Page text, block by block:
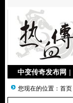
中变传奇发布网 |
您现在的位置： 首页